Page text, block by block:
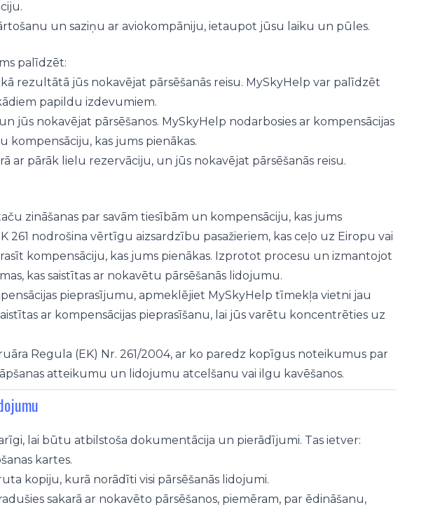
un saziņu ar aviokompāniju, ietaupot jūsu laiku un pūles.
palīdzēt:
kā rezultātā jūs nokavējat pārsēšanās reisu. MySkyHelp var palīdzēt
papildu izdevumiem.
jūs nokavējat pārsēšanos. MySkyHelp nodarbosies ar kompensācijas
kompensāciju, kas jums pienākas.
ar pārāk lielu rezervāciju, un jūs nokavējat pārsēšanās reisu.
zināšanas par savām tiesībām un kompensāciju, kas jums
261 nodrošina vērtīgu aizsardzību pasažieriem, kas ceļo uz Eiropu vai
kompensāciju, kas jums pienākas. Izprotot procesu un izmantojot
kas saistītas ar nokavētu pārsēšanās lidojumu.
pieprasījumu, apmeklējiet MySkyHelp tīmekļa vietni jau
ar kompensācijas pieprasīšanu, lai jūs varētu koncentrēties uz
Regula (EK) Nr. 261/2004, ar ko paredz kopīgus noteikumus par
atteikumu un lidojumu atcelšanu vai ilgu kavēšanos.
lai būtu atbilstoša dokumentācija un pierādījumi. Tas ietver:
kartes.
kopiju, kurā norādīti visi pārsēšanās lidojumi.
sakarā ar nokavēto pārsēšanos, piemēram, par ēdināšanu,